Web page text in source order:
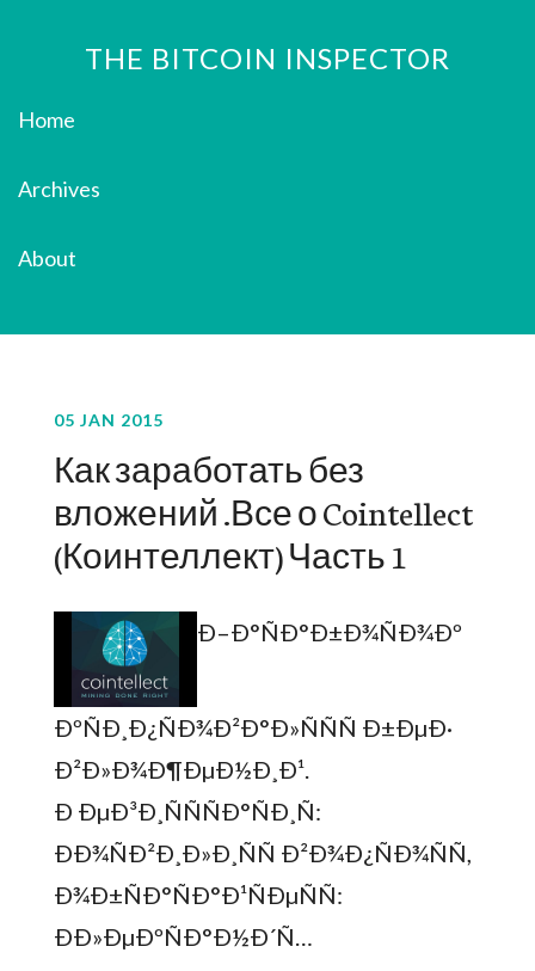
THE BITCOIN INSPECTOR
Home
Archives
About
05 JAN 2015
Как заработать без
вложений .Все о Cointellect
(Коинтеллект) Часть 1
Ð–Ð°ÑÐ°Ð±Ð¾ÑÐ¾Ðº
ÐºÑÐ¸Ð¿ÑÐ¾Ð²Ð°Ð»ÑÑÑ Ð±ÐµÐ·
Ð²Ð»Ð¾Ð¶ÐµÐ½Ð¸Ð¹.
Ð ÐµÐ³Ð¸ÑÑÑÐ°ÑÐ¸Ñ:
ÐÐ¾ÑÐ²Ð¸Ð»Ð¸ÑÑ Ð²Ð¾Ð¿ÑÐ¾ÑÑ,
Ð¾Ð±ÑÐ°ÑÐ°Ð¹ÑÐµÑÑ:
ÐÐ»ÐµÐºÑÐ°Ð½Ð´Ñ…